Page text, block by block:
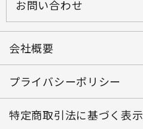
お問い合わせ
会社概要
プライバシーポリシー
特定商取引法に基づく表示